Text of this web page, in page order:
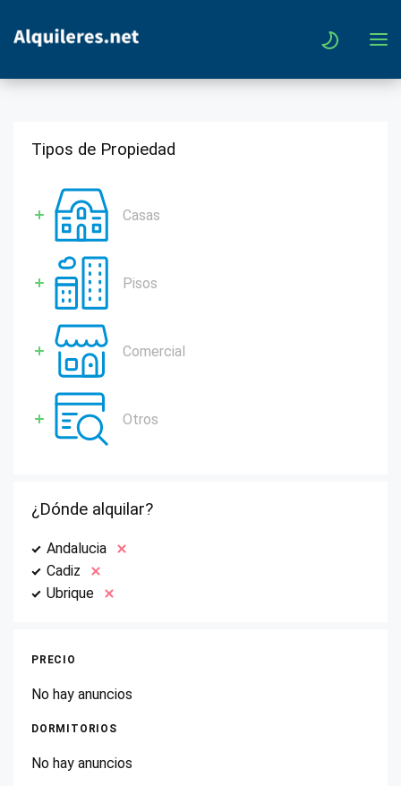
Tipos de Propiedad
Casas
Pisos
Comercial
Otros
¿Dónde alquilar?
Andalucia
Cadiz
Ubrique
PRECIO
No hay anuncios
DORMITORIOS
No hay anuncios